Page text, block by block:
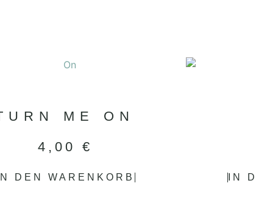
ME ON
4,00 €
IN DEN WARENKORB IN